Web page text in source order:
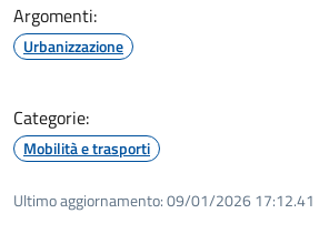
Argomenti:
Urbanizzazione
Categorie:
Mobilità e trasporti
Ultimo aggiornamento:09/01/2026 17:12.41